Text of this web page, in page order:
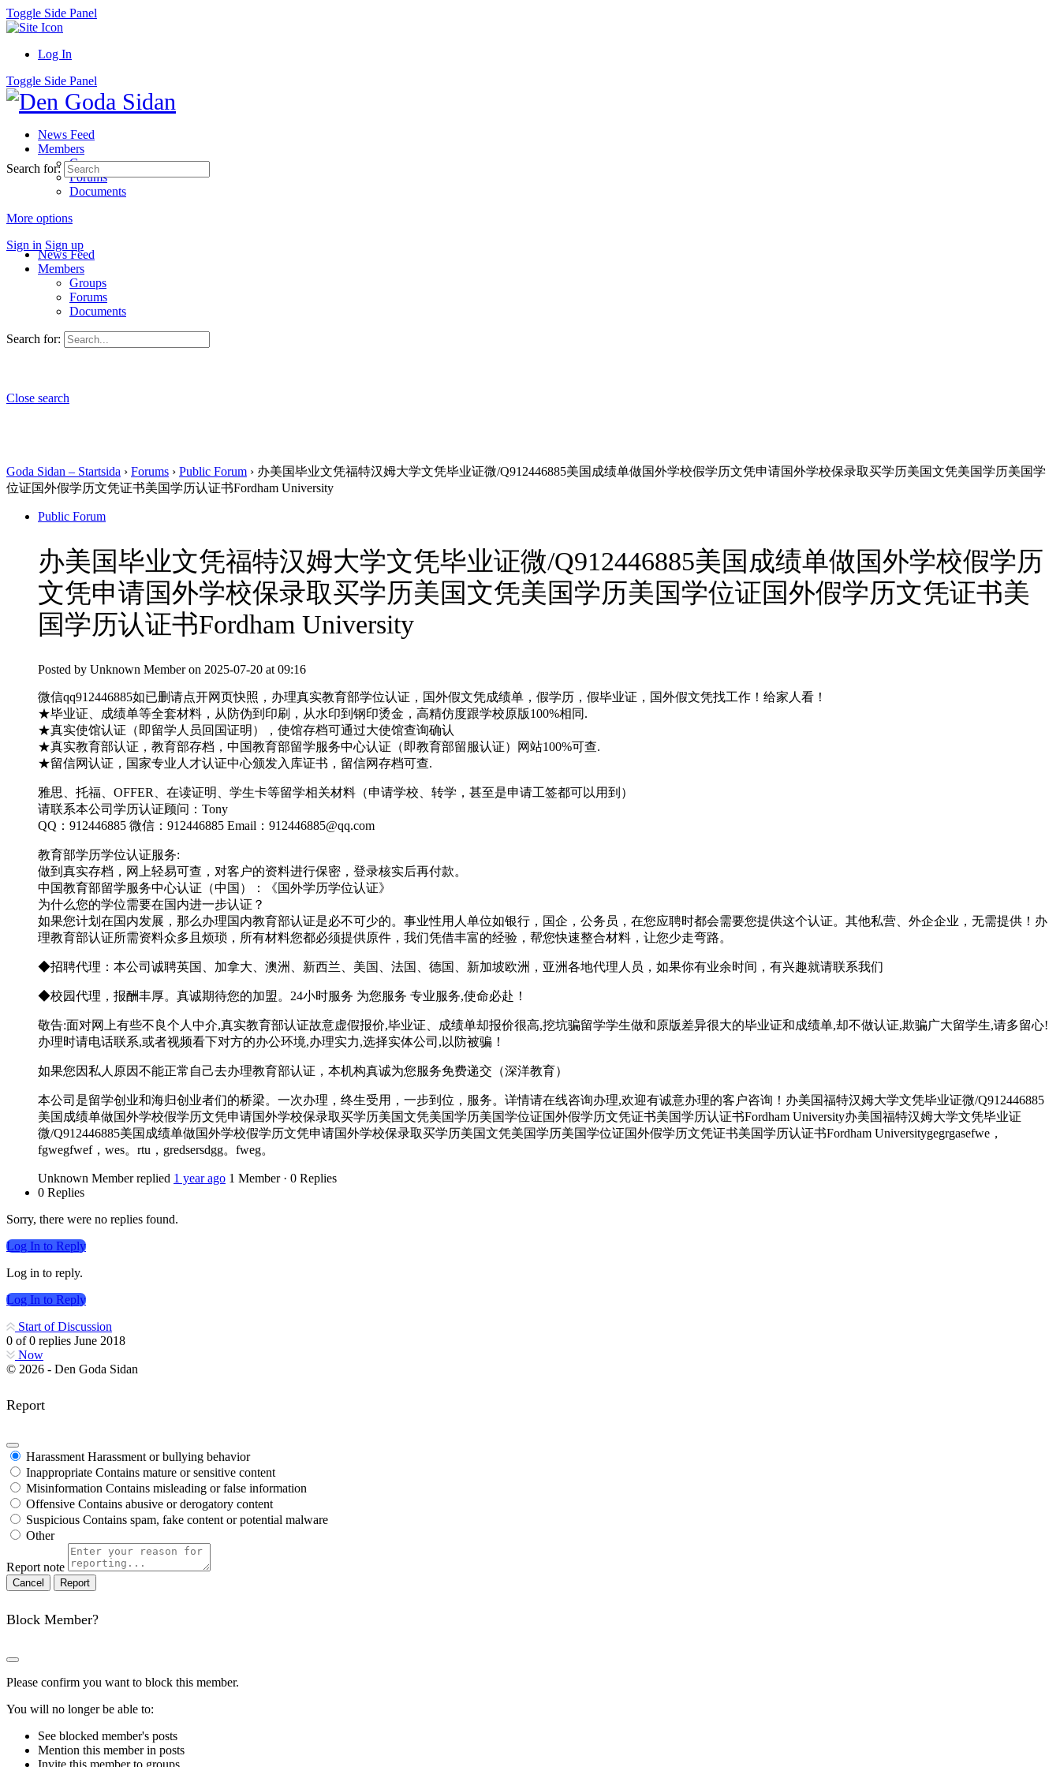
Toggle Side Panel
Log In
Toggle Side Panel
News Feed
Members
Groups
Forums
Documents
More options
Sign in Sign up
Search for:
News Feed
Members
Groups
Forums
Documents
Search for:
Close search
Goda Sidan – Startsida › Forums › Public Forum › 办美国毕业文凭福特汉姆大学文凭毕业证微/Q912446885美国成绩单做国外学校假学历文凭申请国外学校保录取买学历美国文凭美国学历美国学
位证国外假学历文凭证书美国学历认证书Fordham University
Public Forum
办美国毕业文凭福特汉姆大学文凭毕业证微/Q912446885美国成绩单做国外学校假学历
文凭申请国外学校保录取买学历美国文凭美国学历美国学位证国外假学历文凭证书美
国学历认证书Fordham University
Posted by Unknown Member on 2025-07-20 at 09:16
微信qq912446885如已删请点开网页快照，办理真实教育部学位认证，国外假文凭成绩单，假学历，假毕业证，国外假文凭找工作！给家人看！
★毕业证、成绩单等全套材料，从防伪到印刷，从水印到钢印烫金，高精仿度跟学校原版100%相同.
★真实使馆认证（即留学人员回国证明），使馆存档可通过大使馆查询确认
★真实教育部认证，教育部存档，中国教育部留学服务中心认证（即教育部留服认证）网站100%可查.
★留信网认证，国家专业人才认证中心颁发入库证书，留信网存档可查.
雅思、托福、OFFER、在读证明、学生卡等留学相关材料（申请学校、转学，甚至是申请工签都可以用到）
请联系本公司学历认证顾问：Tony
QQ：912446885 微信：912446885 Email：912446885@qq.com
教育部学历学位认证服务:
做到真实存档，网上轻易可查，对客户的资料进行保密，登录核实后再付款。
中国教育部留学服务中心认证（中国）：《国外学历学位认证》
为什么您的学位需要在国内进一步认证？
如果您计划在国内发展，那么办理国内教育部认证是必不可少的。事业性用人单位如银行，国企，公务员，在您应聘时都会需要您提供这个认证。其他私营、外企企业，无需提供！办
理教育部认证所需资料众多且烦琐，所有材料您都必须提供原件，我们凭借丰富的经验，帮您快速整合材料，让您少走弯路。
◆招聘代理：本公司诚聘英国、加拿大、澳洲、新西兰、美国、法国、德国、新加坡欧洲，亚洲各地代理人员，如果你有业余时间，有兴趣就请联系我们
◆校园代理，报酬丰厚。真诚期待您的加盟。24小时服务 为您服务 专业服务,使命必赴！
敬告:面对网上有些不良个人中介,真实教育部认证故意虚假报价,毕业证、成绩单却报价很高,挖坑骗留学学生做和原版差异很大的毕业证和成绩单,却不做认证,欺骗广大留学生,请多留心!
办理时请电话联系,或者视频看下对方的办公环境,办理实力,选择实体公司,以防被骗！
如果您因私人原因不能正常自己去办理教育部认证，本机构真诚为您服务免费递交（深洋教育）
本公司是留学创业和海归创业者们的桥梁。一次办理，终生受用，一步到位，服务。详情请在线咨询办理,欢迎有诚意办理的客户咨询！办美国福特汉姆大学文凭毕业证微/Q912446885
美国成绩单做国外学校假学历文凭申请国外学校保录取买学历美国文凭美国学历美国学位证国外假学历文凭证书美国学历认证书Fordham University办美国福特汉姆大学文凭毕业证
微/Q912446885美国成绩单做国外学校假学历文凭申请国外学校保录取买学历美国文凭美国学历美国学位证国外假学历文凭证书美国学历认证书Fordham Universitygegrgasefwe，
fgwegfwef，wes。rtu，gredsersdgg。fweg。
Unknown Member replied 1 year ago 1 Member · 0 Replies
0 Replies
Sorry, there were no replies found.
Log In to Reply
Log in to reply.
Log In to Reply
Start of Discussion
0 of0 replies June 2018
Now
© 2026 - Den Goda Sidan
Report
Harassment Harassment or bullying behavior
Inappropriate Contains mature or sensitive content
Misinformation Contains misleading or false information
Offensive Contains abusive or derogatory content
Suspicious Contains spam, fake content or potential malware
Other
Report note
Report
Block Member?
Please confirm you want to block this member.
You will no longer be able to:
See blocked member's posts
Mention this member in posts